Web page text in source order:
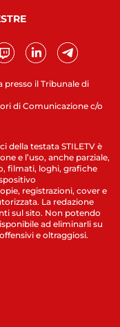
presso il Tribunale di
di Comunicazione c/o
della testata STILETV è
e l’uso, anche parziale,
filmati, loghi, grafiche
registrazioni, cover e
La redazione
sul sito. Non potendo
ad eliminarli su
e oltraggiosi.